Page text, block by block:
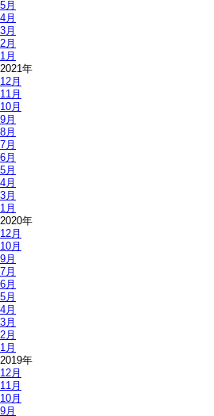
5月
4月
3月
2月
1月
2021年
12月
11月
10月
9月
8月
7月
6月
5月
4月
3月
1月
2020年
12月
10月
9月
7月
6月
5月
4月
3月
2月
1月
2019年
12月
11月
10月
9月